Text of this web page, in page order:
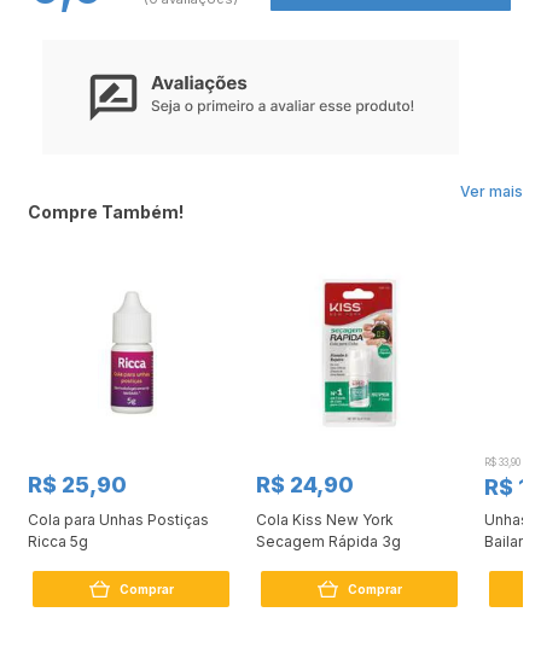
Ver mais
Compre Também!
R$ 25,90
Cola para Unhas Postiças
Ricca 5g
Comprar
R$ 24,90
Cola Kiss New York
Secagem Rápida 3g
Comprar
R$ 33,90
R$
Unhas